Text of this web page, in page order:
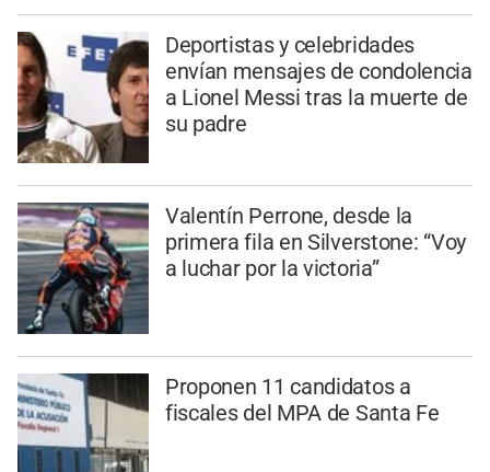
Deportistas y celebridades
envían mensajes de condolencia
a Lionel Messi tras la muerte de
su padre
Valentín Perrone, desde la
primera fila en Silverstone: “Voy
a luchar por la victoria”
Proponen 11 candidatos a
fiscales del MPA de Santa Fe